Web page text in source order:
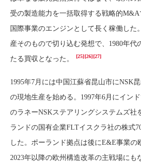
受の製造能力を一括取得する戦略的
国際事業のエンジンとして長く稼働した
産そのもので切り込む発想で、1980年代
たる買収となった。
[25] [26] [27]
1995年7月には中国江蘇省昆山市にNSK
の現地生産を始める。1997年6月にイン
のラネーNSKステアリングシステムズ社
ランドの国有企業FLTイスクラ社の株式
した。ポーランド拠点は後にE&E事業の
2023年以降の欧州構造改革の主戦場にも